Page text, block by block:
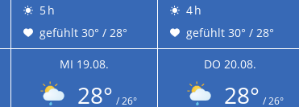
5 h
gefühlt 30° / 28°
4 h
gefühlt 30° / 28°
MI 19.08.
28° / 26°
DO 20.08.
28° / 26°